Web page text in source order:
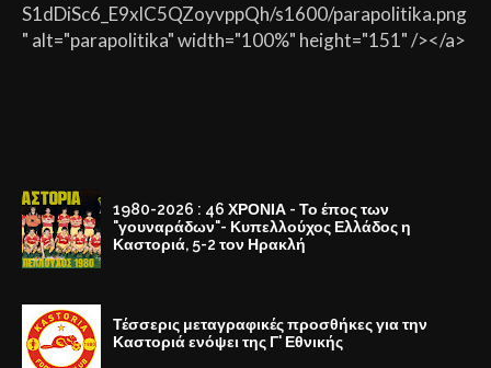
S1dDiSc6_E9xlC5QZoyvppQh/s1600/parapolitika.png
" alt="parapolitika" width="100%" height="151" /></a>
1980-2026 : 46 ΧΡΟΝΙΑ - Το έπος των
"γουναράδων"- Κυπελλούχος Ελλάδος η
Καστοριά, 5-2 τον Ηρακλή
Τέσσερις μεταγραφικές προσθήκες για την
Καστοριά ενόψει της Γ' Εθνικής